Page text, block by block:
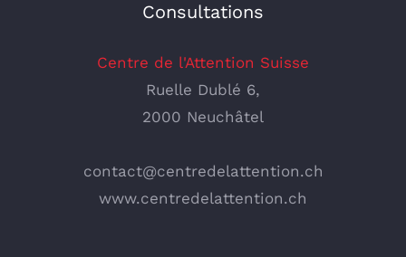
Consultations
Centre de l'Attention Suisse
Ruelle Dublé 6,
2000 Neuchâtel
contact@centredelattention.ch
www.centredelattention.ch